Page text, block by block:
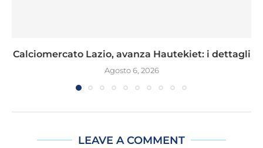
Calciomercato Lazio, avanza Hautekiet: i dettagli
Agosto 6, 2026
LEAVE A COMMENT